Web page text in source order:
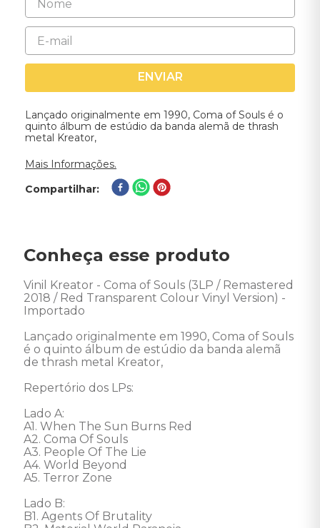
ENVIAR
Lançado originalmente em 1990, Coma of Souls é o
quinto álbum de estúdio da banda alemã de thrash
metal Kreator,
Mais Informações.
Compartilhar
Conheça esse produto
Vinil Kreator - Coma of Souls (3LP / Remastered
2018 / Red Transparent Colour Vinyl Version) -
Importado
Lançado originalmente em 1990, Coma of Souls
é o quinto álbum de estúdio da banda alemã
de thrash metal Kreator,
Repertório dos LPs:
Lado A:
A1. When The Sun Burns Red
A2. Coma Of Souls
A3. People Of The Lie
A4. World Beyond
A5. Terror Zone
Lado B:
B1. Agents Of Brutality